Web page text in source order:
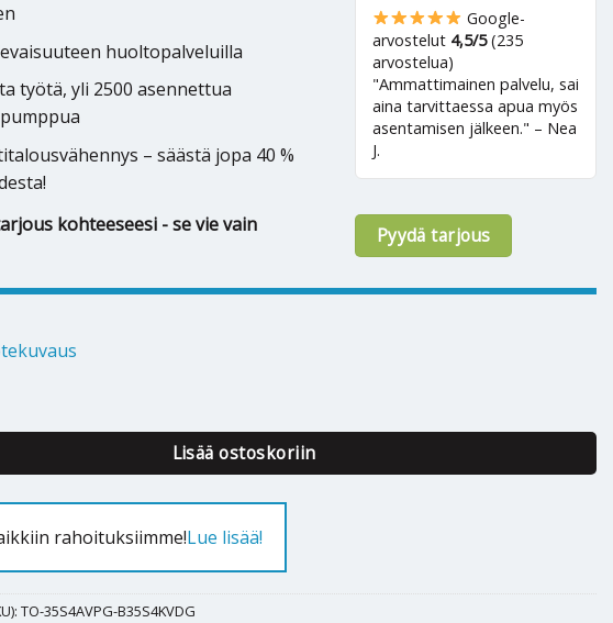
huoltopalveluilla
työtä, yli 2500 asennettua
– säästä jopa 40 %
kohteeseesi - se vie vain
Google-
arvostelut 4,5/5(235
arvostelua)
"Ammattimainen palvelu, sai
aina tarvittaessa apua myös
asentamisen jälkeen." – Nea
J.
Pyydä tarjous
Toshiba Arctic Wood 35 määrä
Lisää ostoskoriin
rahoituksiimme!Lue lisää!
TO-35S4AVPG-B35S4KVDG